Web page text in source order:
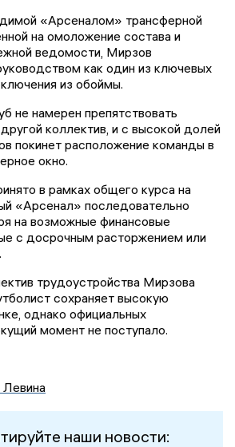
«Арсеналом» трансферной
на омоложение состава и
ведомости, Мирзов
как один из ключевых
из обоймы.
не намерен препятствовать
коллектив, и с высокой долей
покинет расположение команды в
окно.
в рамках общего курса на
«Арсенал» последовательно
на возможные финансовые
с досрочным расторжением или
трудоустройства Мирзова
сохраняет высокую
однако официальных
момент не поступало.
Левина
наши новости: